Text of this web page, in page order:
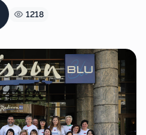
1218